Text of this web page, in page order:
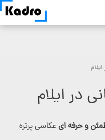
در ایلام
و حرفه ایعکاسی پرتره